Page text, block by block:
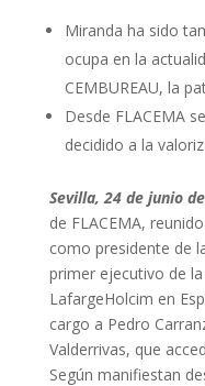
Miranda ha sido
ocupa en la
CEMBUREAU, la
Desde FLACEMA
decidido a la
Sevilla, 24 de junio
de FLACEMA,
como presidente de
primer ejecutivo de
LafargeHolcim en
cargo a Pedro
Valderrivas, que
Según manifiestan